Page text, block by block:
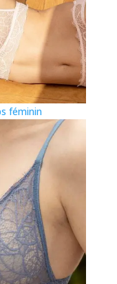
féminin